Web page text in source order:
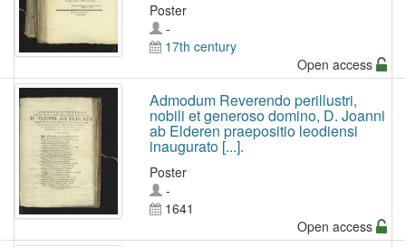
Poster
-
17th century
Open access
Admodum Reverendo perillustri,
nobili et generoso domino, D. Joanni
ab Elderen praepositio leodiensi
inaugurato [...].
Poster
-
1641
Open access